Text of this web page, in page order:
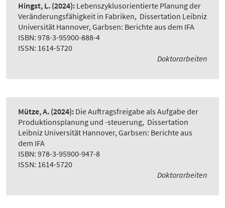
Hingst, L. (2024): Lebenszyklusorientierte Planung der
Veränderungsfähigkeit in Fabriken, Dissertation Leibniz
Universität Hannover, Garbsen: Berichte aus dem IFA
ISBN: 978-3-95900-888-4
ISSN: 1614-5720
Doktorarbeiten
Mütze, A. (2024): Die Auftragsfreigabe als Aufgabe der
Produktionsplanung und -steuerung, Dissertation
Leibniz Universität Hannover, Garbsen: Berichte aus
dem IFA
ISBN: 978-3-95900-947-8
ISSN: 1614-5720
Doktorarbeiten